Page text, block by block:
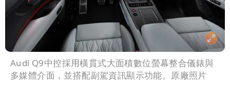
Audi Q9中控採用橫貫式大面積數位螢幕整合儀錶與
多媒體介面，並搭配副駕資訊顯示功能。原廠照片